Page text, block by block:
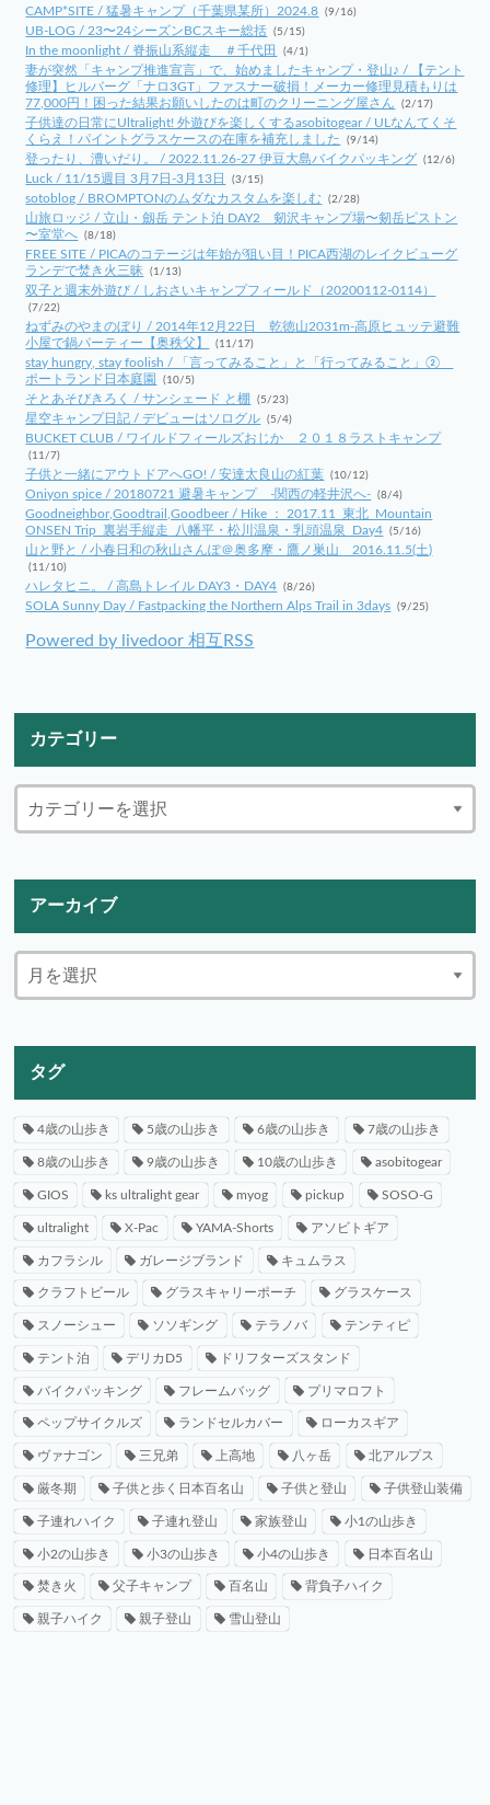
CAMP*SITE / 猛暑キャンプ（千葉県某所）2024.8 (9/16)
UB-LOG / 23〜24シーズンBCスキー総括 (5/15)
In the moonlight / 脊振山系縦走 ＃千代田 (4/1)
妻が突然「キャンプ推進宣言」で、始めましたキャンプ・登山♪ / 【テント
修理】ヒルバーグ「ナロ3GT」ファスナー破損！メーカー修理見積もりは
77,000円！困った結果お願いしたのは町のクリーニング屋さん
(2/17)
子供達の日常にUltralight! 外遊びを楽しくするasobitogear / ULなんてくそ
くらえ！パイントグラスケースの在庫を補充しました
(9/14)
登ったり、漕いだり。 / 2022.11.26-27 伊豆大島バイクパッキング (12/6)
Luck / 11/15週目 3月7日-3月13日 (3/15)
sotoblog / BROMPTONのムダなカスタムを楽しむ (2/28)
山旅ロッジ / 立山・劔岳 テント泊 DAY2 剱沢キャンプ場〜剱岳ピストン
〜室堂へ (8/18)
FREE SITE / PICAのコテージは年始が狙い目！PICA西湖のレイクビューグ
ランデで焚き火三昧
(1/13)
双子と週末外遊び / しおさいキャンプフィールド（20200112-0114）
(7/22)
ねずみのやまのぼり / 2014年12月22日 乾徳山2031m-高原ヒュッテ避難
小屋で鍋パーティー【奥秩父】
(11/17)
stay hungry, stay foolish / 「言ってみること」と「行ってみること」②
ポートランド日本庭園
(10/5)
そとあそびきろく / サンシェード と棚 (5/23)
星空キャンプ日記 / デビューはソログル (5/4)
BUCKET CLUB / ワイルドフィールズおじか ２０１８ラストキャンプ
(11/7)
子供と一緒にアウトドアへGO! / 安達太良山の紅葉 (10/12)
Oniyon spice / 20180721 避暑キャンプ -関西の軽井沢へ- (8/4)
Goodneighbor,Goodtrail,Goodbeer / Hike ： 2017.11_東北_Mountain
ONSEN Trip_裏岩手縦走_八幡平・松川温泉・乳頭温泉_Day4 (5/16)
山と野と / 小春日和の秋山さんぽ＠奥多摩・鷹ノ巣山 2016.11.5(土)
(11/10)
ハレタヒニ。 / 高島トレイル DAY3・DAY4 (8/26)
SOLA Sunny Day / Fastpacking the Northern Alps Trail in 3days (9/25)
Powered by livedoor 相互RSS
カテゴリー
アーカイブ
タグ
4歳の山歩き 5歳の山歩き 6歳の山歩き 7歳の山歩き
8歳の山歩き 9歳の山歩き 10歳の山歩き asobitogear
GIOS ks ultralight gear myog pickup SOSO-G
ultralight X-Pac YAMA-Shorts アソビトギア
カフラシル ガレージブランド キュムラス
クラフトビール グラスキャリーポーチ グラスケース
スノーシュー ソソギング テラノバ テンティピ
テント泊 デリカD5 ドリフターズスタンド
バイクパッキング フレームバッグ プリマロフト
ペップサイクルズ ランドセルカバー ローカスギア
ヴァナゴン 三兄弟 上高地 八ヶ岳 北アルプス
厳冬期 子供と歩く日本百名山 子供と登山 子供登山装備
子連れハイク 子連れ登山 家族登山 小1の山歩き
小2の山歩き 小3の山歩き 小4の山歩き 日本百名山
焚き火 父子キャンプ 百名山 背負子ハイク
親子ハイク 親子登山 雪山登山